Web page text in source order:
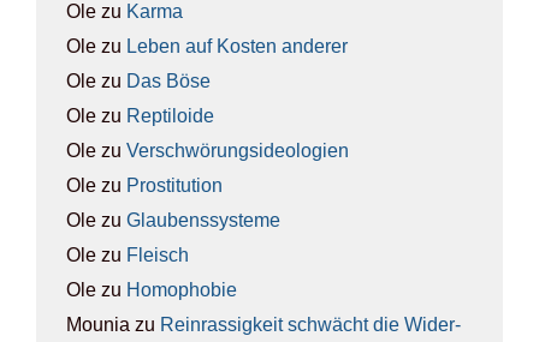
Ole zu Kar­ma
Ole zu Leben auf Kos­ten ande­rer
Ole zu Das Böse
Ole zu Rep­ti­lo­ide
Ole zu Ver­schwö­rungs­ideo­lo­gien
Ole zu Pro­sti­tu­ti­on
Ole zu Glau­bens­sys­te­me
Ole zu Fleisch
Ole zu Homo­pho­bie
Mounia zu Rein­ras­sig­keit schwächt die Wider­